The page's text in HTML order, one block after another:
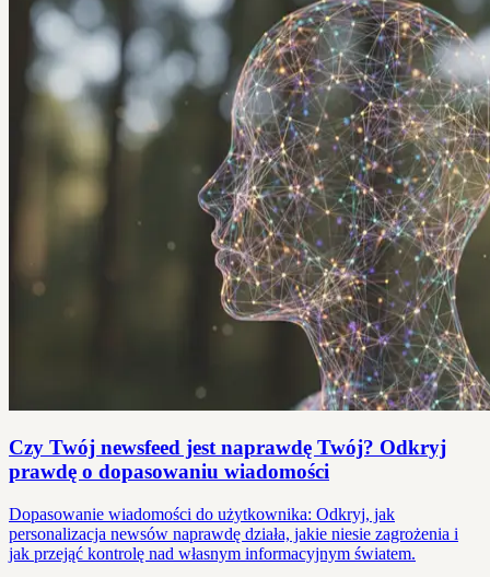
Czy Twój newsfeed jest naprawdę Twój? Odkryj
prawdę o dopasowaniu wiadomości
Dopasowanie wiadomości do użytkownika: Odkryj, jak
personalizacja newsów naprawdę działa, jakie niesie zagrożenia i
jak przejąć kontrolę nad własnym informacyjnym światem.